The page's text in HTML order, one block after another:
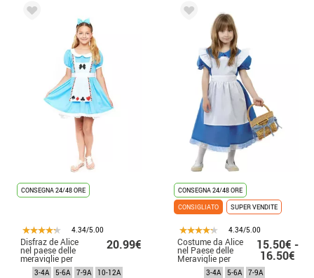
CONSEGNA 24/48 ORE
4.34/5.00
Disfraz de Alice
nel paese delle
meraviglie per
bambina
20.99€
3-4A 5-6A 7-9A 10-12A
CONSEGNA 24/48 ORE
CONSIGLIATO
SUPER VENDITE
4.34/5.00
Costume da Alice
nel Paese delle
Meraviglie per
bambina
15.50€ -
16.50€
3-4A 5-6A 7-9A